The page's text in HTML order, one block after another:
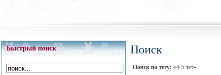
Быстрый поиск Поиск
Поиск по тегу: «4-5 лет»